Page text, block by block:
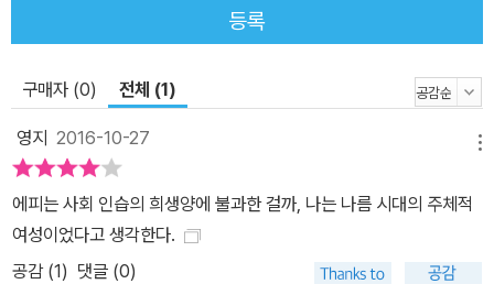
규범이 없는 아프리카 같은 곳으로 도망치고 싶은 심경을 밝히고, 처
절한 불행과 고독 속에서 불행한 하루하루를 살아간다.
에피는 이혼당한 후, 고통과 은둔의 생활을 산다. 에피는 그녀의 계급
사회로부터, 또 그녀가 낳은 딸 안니로부터 외면당한다. 사회는 부정
한 여성 에피를 결코 용납하지 않고, 에피에게서 완전히 등을 돌린다.
호엔 크레멘에 다시 돌아와 부모의 극진한 보살핌과 아름다운 자연
속에서도 에피는 옛날의 건강을 되찾지 못하고, 폐결핵으로 서서히
죽어가지만, 그녀의 영혼은 원숙한 인간성에 도달한 모습을 보여준
다. 그녀는 다가오는 죽음에 대해서 초연한 태도를 보여, 죽음이란 세
등록
구매자 (0) 전체 (1)
영지 2016-10-27
에피는 사회 인습의 희생양에 불과한 걸까, 나는 나름 시대의 주체적
여성이었다고 생각한다.
공감 (1) 댓글 (0)